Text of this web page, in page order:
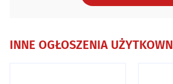
INNE OGŁOSZENIA